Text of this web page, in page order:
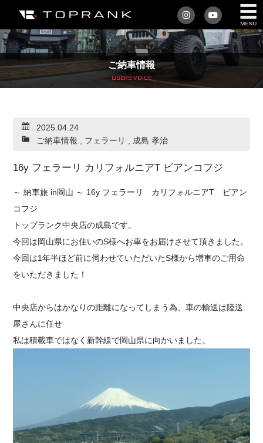
私たちについて
車を買う
アフターサービス
店舗/スタッフ情報
インフォメーション
採用情報
ご納車情報
USERS VOICE
2025.04.24
ご納車情報 , フェラーリ , 成島 孝治
16y フェラーリ カリフォルニアT ビアンコフジ
～ 納車旅 in岡山 ～ 16y フェラーリ カリフォルニアT ビアン
コフジ
トップランク中央店の成島です。
今回は岡山県にお住いのS様へお車をお届けさせて頂きました。
今回は1年半ほど前に伺わせていただいたS様から増車のご用命
をいただきました！
中央店からはかなりの距離になってしまう為、車の輸送は陸送
屋さんに任せ
私は積載車ではなく新幹線で岡山県に向かいました。